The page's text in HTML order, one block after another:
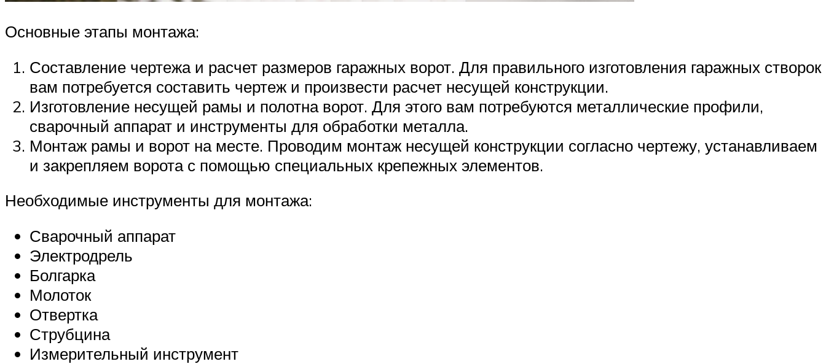
Основные этапы монтажа:
Составление чертежа и расчет размеров гаражных ворот. Для правильного изготовления гаражных створок
вам потребуется составить чертеж и произвести расчет несущей конструкции.
Изготовление несущей рамы и полотна ворот. Для этого вам потребуются металлические профили,
сварочный аппарат и инструменты для обработки металла.
Монтаж рамы и ворот на месте. Проводим монтаж несущей конструкции согласно чертежу, устанавливаем
и закрепляем ворота с помощью специальных крепежных элементов.
Необходимые инструменты для монтажа:
Сварочный аппарат
Электродрель
Болгарка
Молоток
Отвертка
Струбцина
Измерительный инструмент